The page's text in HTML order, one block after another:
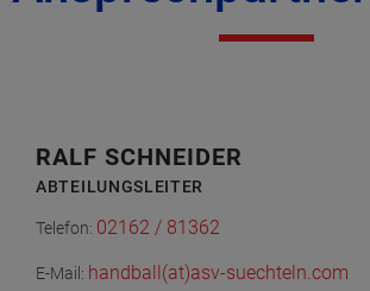
RALF SCHNEIDER
ABTEILUNGSLEITER
Telefon: 02162 / 81362
E-Mail: handball(at)asv-suechteln.com